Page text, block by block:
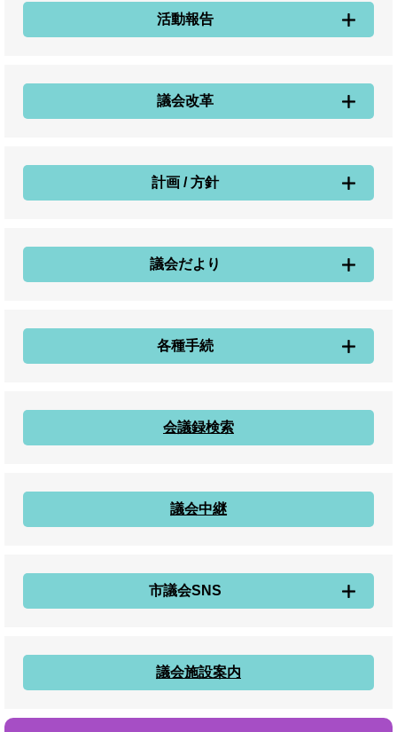
活動報告
議会改革
計画 / 方針
議会だより
各種手続
会議録検索
議会中継
市議会SNS
議会施設案内